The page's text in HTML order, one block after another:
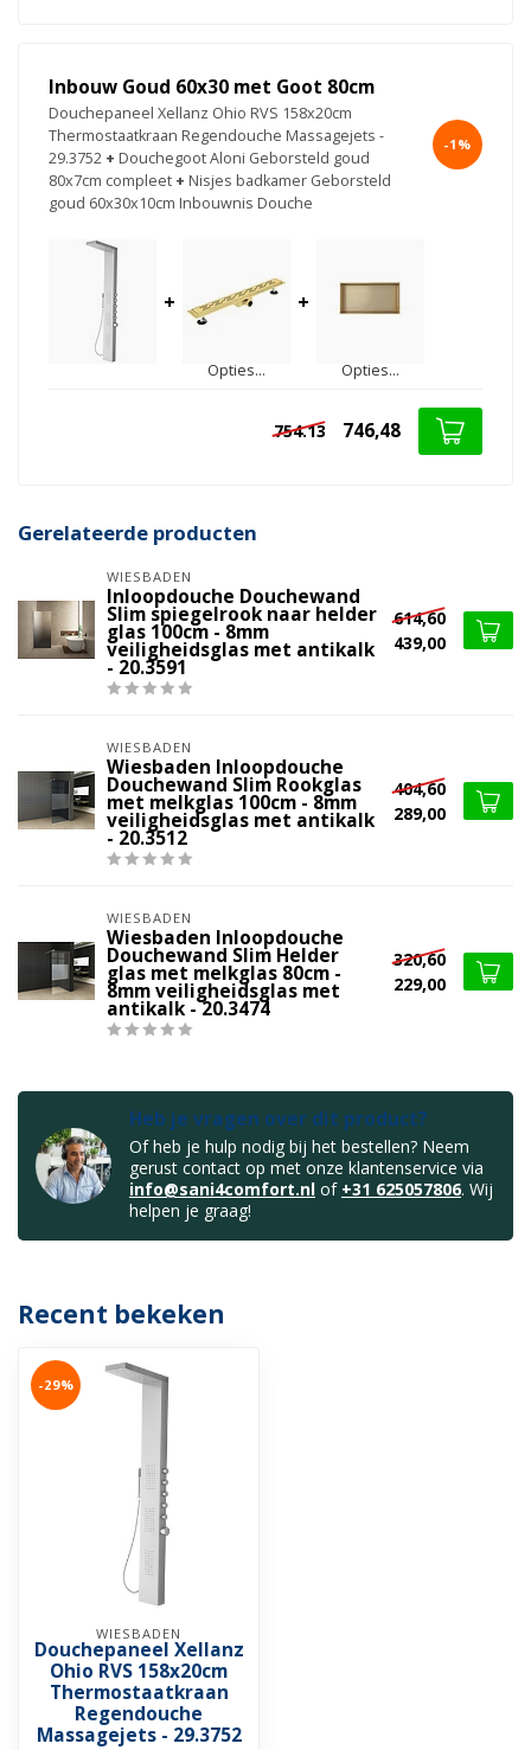
Inbouw Goud 60x30 met Goot 80cm
Douchepaneel Xellanz Ohio RVS 158x20cm
Thermostaatkraan Regendouche Massagejets -
29.3752 + Douchegoot Aloni Geborsteld goud
80x7cm compleet + Nisjes badkamer Geborsteld
goud 60x30x10cm Inbouwnis Douche
-1%
+
Opties...
+
Opties...
754.13 746,48
Gerelateerde producten
WIESBADEN
Inloopdouche Douchewand
Slim spiegelrook naar helder
glas 100cm - 8mm
veiligheidsglas met antikalk
- 20.3591
614,60
439,00
WIESBADEN
Wiesbaden Inloopdouche
Douchewand Slim Rookglas
met melkglas 100cm - 8mm
veiligheidsglas met antikalk
- 20.3512
404,60
289,00
WIESBADEN
Wiesbaden Inloopdouche
Douchewand Slim Helder
glas met melkglas 80cm -
8mm veiligheidsglas met
antikalk - 20.3474
320,60
229,00
Heb je vragen over dit product?
Of heb je hulp nodig bij het bestellen? Neem
gerust contact op met onze klantenservice via
info@sani4comfort.nl of +31 625057806. Wij
helpen je graag!
Recent bekeken
-29%
WIESBADEN
Douchepaneel Xellanz
Ohio RVS 158x20cm
Thermostaatkraan
Regendouche
Massagejets - 29.3752